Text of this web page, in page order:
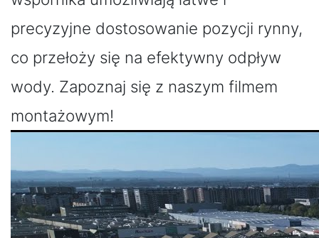
precyzyjne dostosowanie pozycji rynny,
co przełoży się na efektywny odpływ
wody. Zapoznaj się z naszym filmem
montażowym!